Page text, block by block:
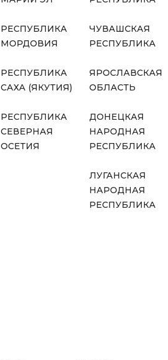
РЕСПУБЛИКА
МОРДОВИЯ
РЕСПУБЛИКА
САХА (ЯКУТИЯ)
РЕСПУБЛИКА
СЕВЕРНАЯ
ОСЕТИЯ
ЧУВАШСКАЯ
РЕСПУБЛИКА
ЯРОСЛАВСКАЯ
ОБЛАСТЬ
ДОНЕЦКАЯ
НАРОДНАЯ
РЕСПУБЛИКА
ЛУГАНСКАЯ
НАРОДНАЯ
РЕСПУБЛИКА